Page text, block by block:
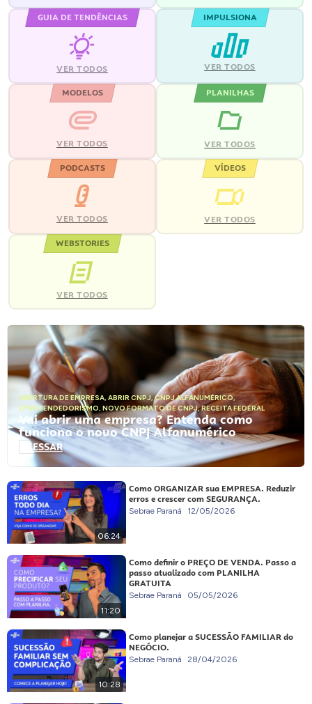
GUIA DE TENDÊNCIAS
VER TODOS
IMPULSIONA
VER TODOS
MODELOS
VER TODOS
PLANILHAS
VER TODOS
PODCASTS
VER TODOS
VÍDEOS
VER TODOS
WEBSTORIES
VER TODOS
ABERTURA DE EMPRESA, ABRIR CNPJ,CNPJ ALFANUMÉRICO,
EMPREENDEDORISMO, NOVO FORMATO DE CNPJ,RECEITA FEDERAL
Vai abrir uma empresa? Entenda como
funciona o novo CNPJ Alfanumérico
ACESSAR
06:24
Como ORGANIZAR sua EMPRESA. Reduzir
erros e crescer com SEGURANÇA.
Sebrae Paraná 12/05/2026
11:20
Como definir o PREÇO DE VENDA. Passo a
passo atualizado com PLANILHA
GRATUITA
Sebrae Paraná 05/05/2026
10:28
Como planejar a SUCESSÃO FAMILIAR do
NEGÓCIO.
Sebrae Paraná 28/04/2026